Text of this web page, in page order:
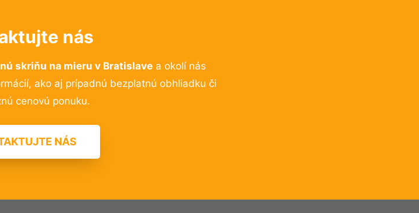
nás
skriňu na mieru v Bratislave a okolí nás
ako aj prípadnú bezplatnú obhliadku či
cenovú ponuku.
NÁS